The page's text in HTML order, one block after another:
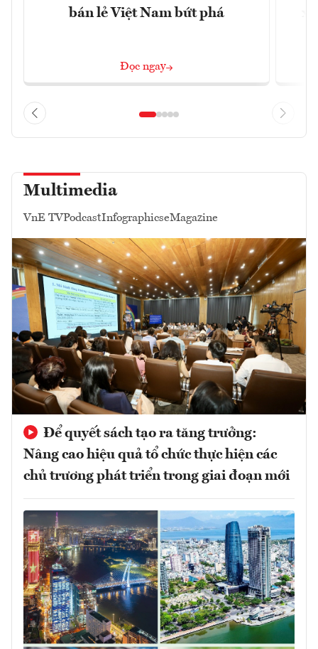
bán lẻ Việt Nam bứt phá
Đọc ngay
Multimedia
VnE TVPodcastInfographicseMagazine
Để quyết sách tạo ra tăng trưởng:
Nâng cao hiệu quả tổ chức thực hiện các
chủ trương phát triển trong giai đoạn mới